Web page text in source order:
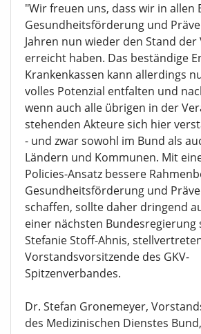
"Wir freuen uns, dass wir in allen
Gesundheitsförderung und
Jahren nun wieder den Stand
erreicht haben. Das beständige
Krankenkassen kann allerdings
volles Potenzial entfalten und
wenn auch alle übrigen in der
stehenden Akteure sich hier
- und zwar sowohl im Bund als
Ländern und Kommunen. Mit
Policies-Ansatz bessere
Gesundheitsförderung und
schaffen, sollte daher dringend
einer nächsten Bundesregierung
Stefanie Stoff-Ahnis,
Vorstandsvorsitzende des GKV-
Spitzenverbandes.
Dr. Stefan Gronemeyer,
des Medizinischen Dienstes